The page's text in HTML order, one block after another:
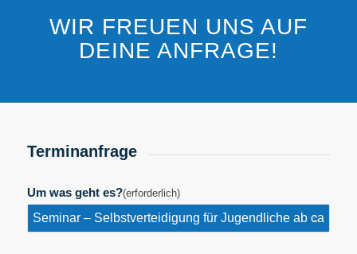
WIR FREUEN UNS AUF
DEINE ANFRAGE!
Terminanfrage
Um was geht es?(erforderlich)